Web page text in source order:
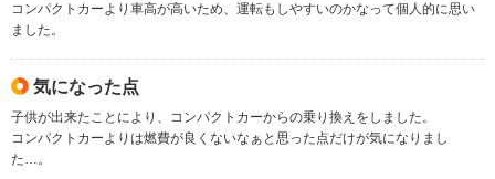
コンパクトカーより車高が高いため、運転もしやすいのかなって個人的に思い
ました。
気になった点
子供が出来たことにより、コンパクトカーからの乗り換えをしました。
コンパクトカーよりは燃費が良くないなぁと思った点だけが気になりまし
た…。